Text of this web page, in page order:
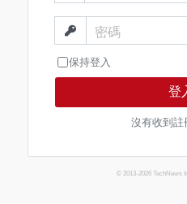
密碼
保持登入
登
沒有收到註
© 2013-2026 TechNews